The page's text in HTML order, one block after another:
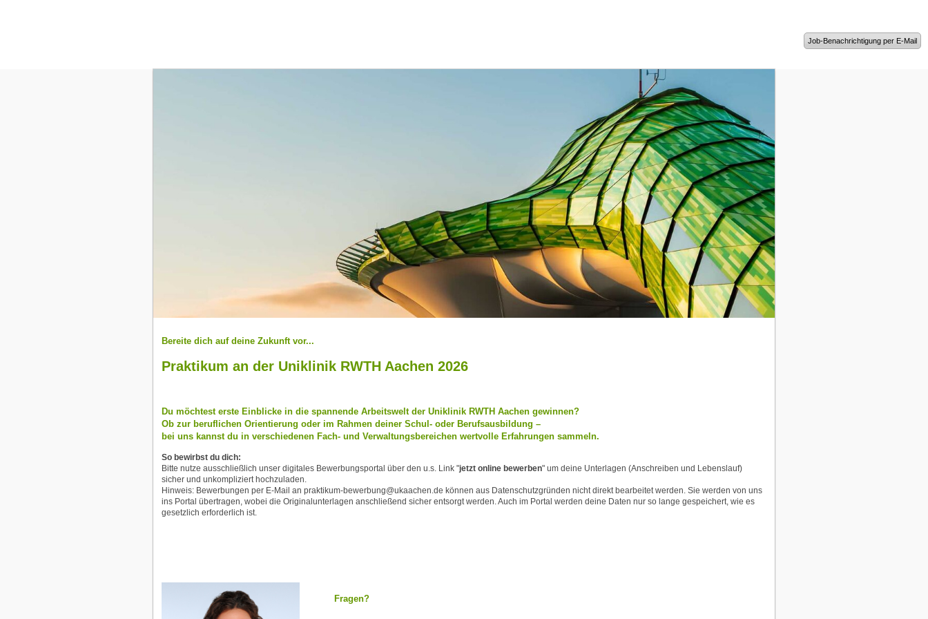
Job-Benachrichtigung per E-Mail
Bereite dich auf deine Zukunft vor...
Praktikum an der Uniklinik RWTH Aachen 2026
Du möchtest erste Einblicke in die spannende Arbeitswelt der Uniklinik RWTH Aachen gewinnen?
Ob zur beruflichen Orientierung oder im Rahmen deiner Schul- oder Berufsausbildung –
bei uns kannst du in verschiedenen Fach- und Verwaltungsbereichen wertvolle Erfahrungen sammeln.
So bewirbst du dich:
Bitte nutze ausschließlich unser digitales Bewerbungsportal über den u.s. Link "jetzt online bewerben" um deine Unterlagen (Anschreiben und Lebenslauf)
sicher und unkompliziert hochzuladen.
Hinweis: Bewerbungen per E-Mail an praktikum-bewerbung@ukaachen.de können aus Datenschutzgründen nicht direkt bearbeitet werden. Sie werden von uns
ins Portal übertragen, wobei die Originalunterlagen anschließend sicher entsorgt werden. Auch im Portal werden deine Daten nur so lange gespeichert, wie es
gesetzlich erforderlich ist.
Fragen?